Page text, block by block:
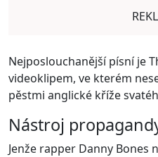
Nejposlouchanější písní je
videoklipem, ve kterém
pěstmi anglické kříže
Nástroj
Jenže rapper Danny Bones